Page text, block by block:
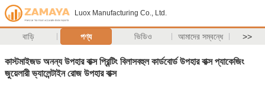
Luox Manufacturing Co., Ltd.
বাড়ি পণ্য ভিডিও আমাদের সম্বন্ধে >>
কাস্টমাইজড অনন্য উপহার বাক্স প্রিন্টিং বিলাসবহুল কার্ডবোর্ড উপহার বাক্স প্যাকেজিং
জুয়েলারী ভ্যালেন্টাইন রোজ উপহার বাক্স